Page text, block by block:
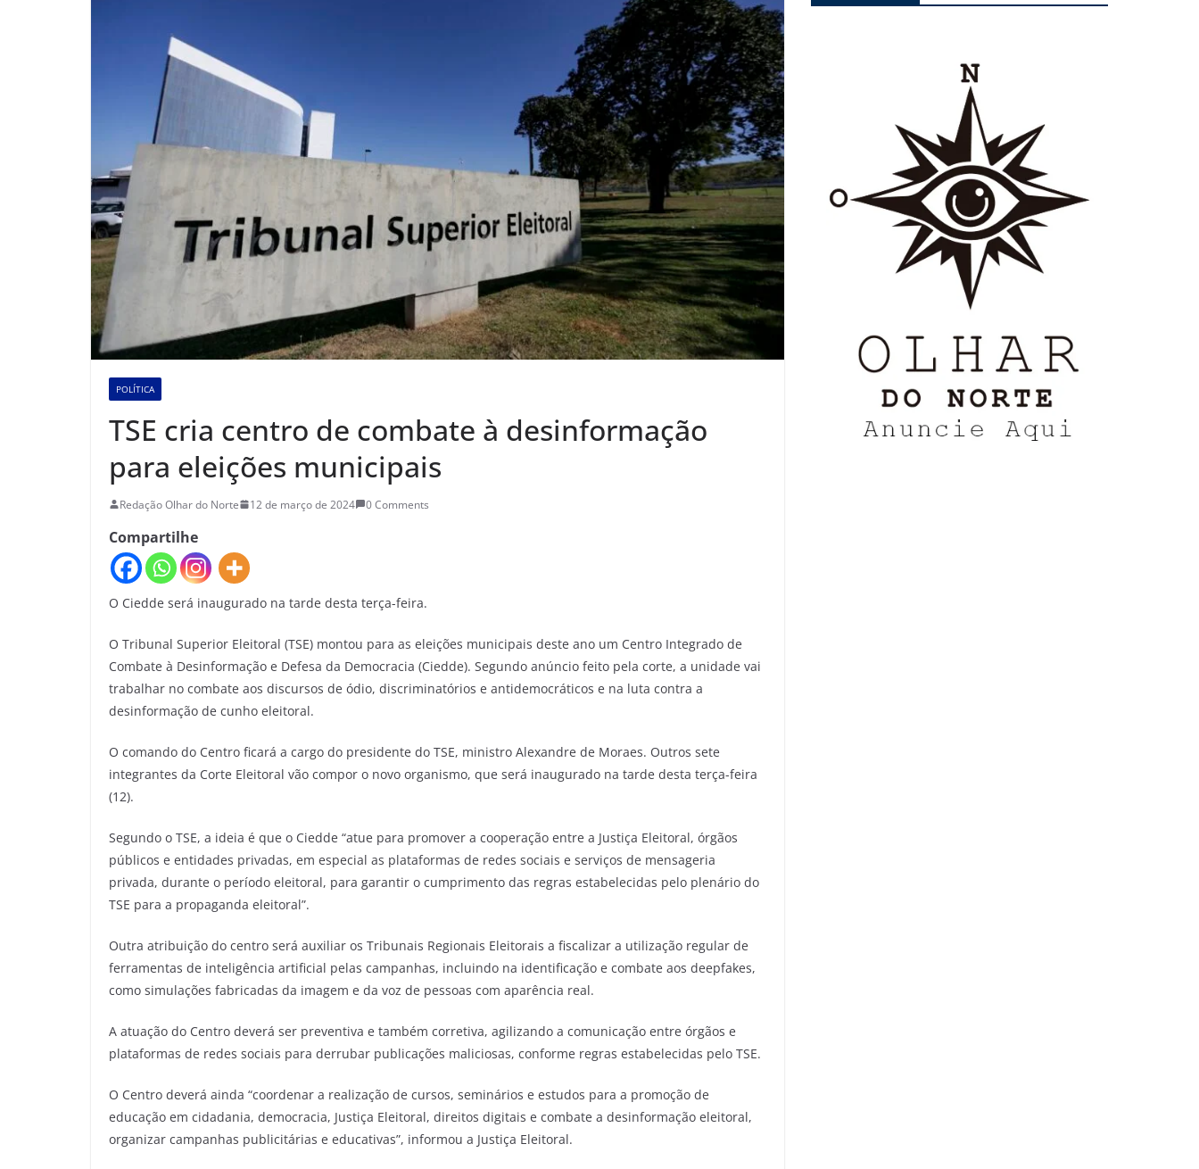
POLÍTICA
TSE cria centro de combate à desinformação
para eleições municipais
Redação Olhar do Norte 12 de março de 2024 0 Comments
Compartilhe
O Ciedde será inaugurado na tarde desta terça-feira.
O Tribunal Superior Eleitoral (TSE) montou para as eleições municipais deste ano um Centro Integrado de
Combate à Desinformação e Defesa da Democracia (Ciedde). Segundo anúncio feito pela corte, a unidade vai
trabalhar no combate aos discursos de ódio, discriminatórios e antidemocráticos e na luta contra a
desinformação de cunho eleitoral.
O comando do Centro ficará a cargo do presidente do TSE, ministro Alexandre de Moraes. Outros sete
integrantes da Corte Eleitoral vão compor o novo organismo, que será inaugurado na tarde desta terça-feira
(12).
Segundo o TSE, a ideia é que o Ciedde “atue para promover a cooperação entre a Justiça Eleitoral, órgãos
públicos e entidades privadas, em especial as plataformas de redes sociais e serviços de mensageria
privada, durante o período eleitoral, para garantir o cumprimento das regras estabelecidas pelo plenário do
TSE para a propaganda eleitoral”.
Outra atribuição do centro será auxiliar os Tribunais Regionais Eleitorais a fiscalizar a utilização regular de
ferramentas de inteligência artificial pelas campanhas, incluindo na identificação e combate aos deepfakes,
como simulações fabricadas da imagem e da voz de pessoas com aparência real.
A atuação do Centro deverá ser preventiva e também corretiva, agilizando a comunicação entre órgãos e
plataformas de redes sociais para derrubar publicações maliciosas, conforme regras estabelecidas pelo TSE.
O Centro deverá ainda “coordenar a realização de cursos, seminários e estudos para a promoção de
educação em cidadania, democracia, Justiça Eleitoral, direitos digitais e combate a desinformação eleitoral,
organizar campanhas publicitárias e educativas”, informou a Justiça Eleitoral.